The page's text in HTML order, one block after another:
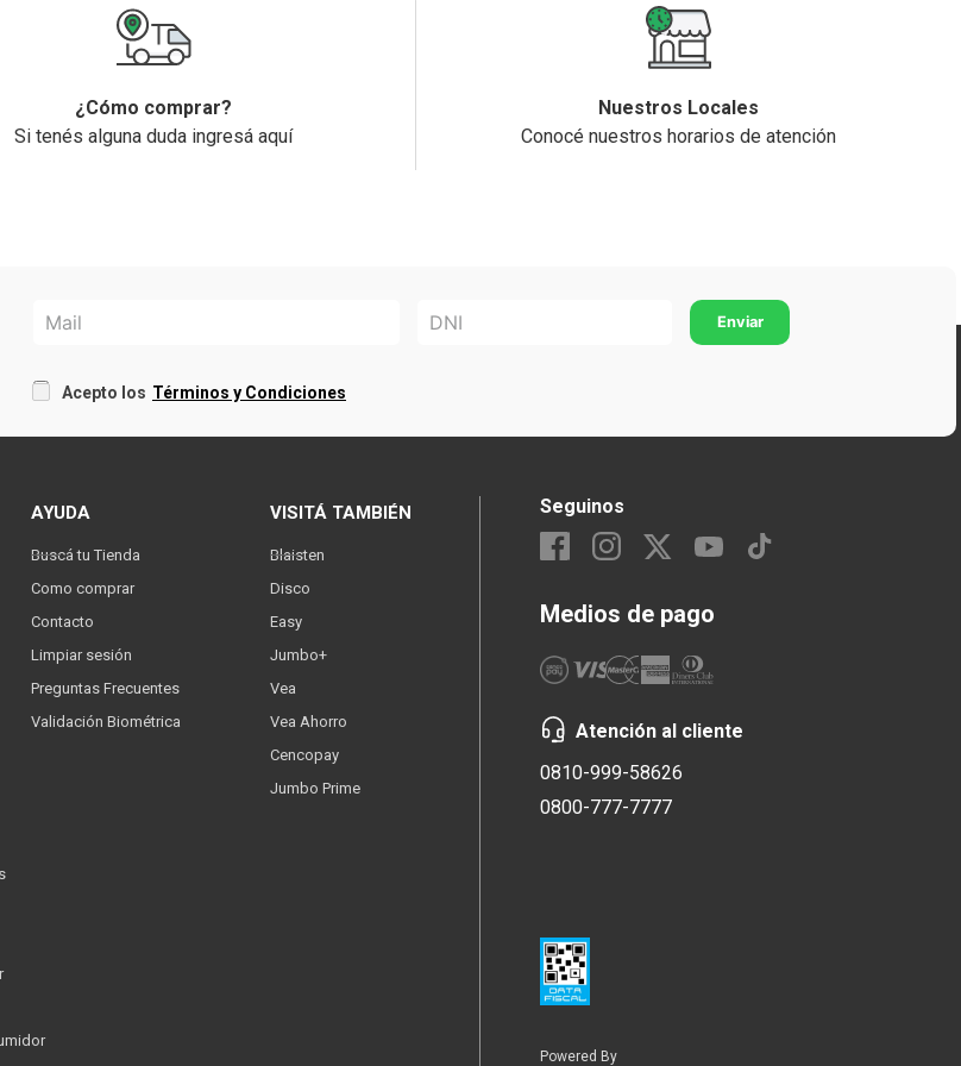
¿Cómo comprar?
Si tenés alguna duda ingresá aquí
Nuestros Locales
Conocé nuestros horarios de atención
Acepto los Términos y Condiciones
AYUDA
Buscá tu Tienda
Como comprar
Contacto
Limpiar sesión
Preguntas Frecuentes
Validación Biométrica
VISITÁ TAMBIÉN
Blaisten
Disco
Easy
Jumbo+
Vea
Vea Ahorro
Cencopay
Jumbo Prime
Seguinos
Medios de pago
Atención al cliente
0810-999-58626
0800-777-7777
Powered By